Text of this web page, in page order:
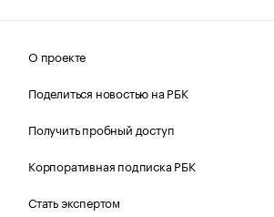
О проекте
Поделиться новостью на РБК
Получить пробный доступ
Корпоративная подписка РБК
Стать экспертом